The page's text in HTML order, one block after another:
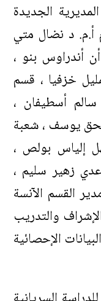
الجديدة
أ.م. د نضال متي
أندراوس بنو ،
خزفيا ، قسم
سالم أسطيفان ،
يوسف ، شعبة
إلياس بولص ،
عدي زهير سليم ،
القسم الآنسة
والتدريب
الإحصائية